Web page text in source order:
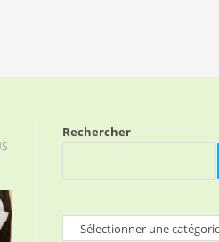
Rechercher
Sélectionner